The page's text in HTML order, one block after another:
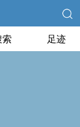
足迹